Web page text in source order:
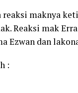
maknya
Reaksi mak
Ezwan dan
: